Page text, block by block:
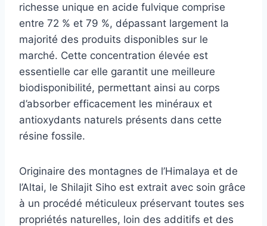
richesse unique en acide fulvique comprise
entre 72 % et 79 %, dépassant largement la
majorité des produits disponibles sur le
marché. Cette concentration élevée est
essentielle car elle garantit une meilleure
biodisponibilité, permettant ainsi au corps
d’absorber efficacement les minéraux et
antioxydants naturels présents dans cette
résine fossile.
Originaire des montagnes de l’Himalaya et de
l’Altai, le Shilajit Siho est extrait avec soin grâce
à un procédé méticuleux préservant toutes ses
propriétés naturelles, loin des additifs et des